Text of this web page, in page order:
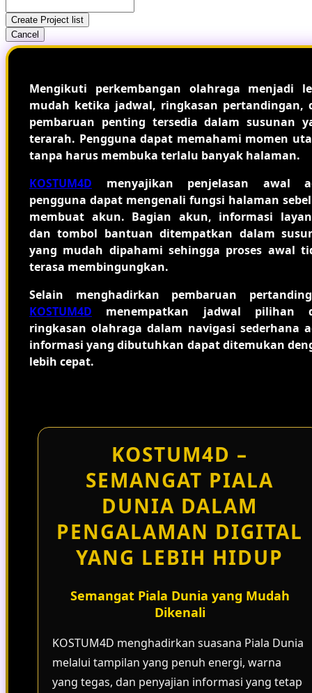
Create Project list
Cancel
Mengikuti perkembangan olahraga menjadi
mudah ketika jadwal, ringkasan pertandingan,
pembaruan penting tersedia dalam susunan
terarah. Pengguna dapat memahami momen
tanpa harus membuka terlalu banyak halaman.
KOSTUM4D menyajikan penjelasan awal
pengguna dapat mengenali fungsi halaman
membuat akun. Bagian akun, informasi
dan tombol bantuan ditempatkan dalam
yang mudah dipahami sehingga proses awal
terasa membingungkan.
Selain menghadirkan pembaruan
KOSTUM4D menempatkan jadwal pilihan
ringkasan olahraga dalam navigasi sederhana
informasi yang dibutuhkan dapat ditemukan
lebih cepat.
KOSTUM4D –
SEMANGAT PIALA
DUNIA DALAM
PENGALAMAN DIGITAL
YANG LEBIH HIDUP
Semangat Piala Dunia yang Mudah
Dikenali
KOSTUM4D menghadirkan suasana Piala Dunia
melalui tampilan yang penuh energi, warna
yang tegas, dan penyajian informasi yang tetap